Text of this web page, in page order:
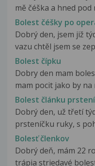
mě čéška a hned pod
Bolest čéšky po
Dobrý den, jsem již
vazu chtěl jsem se
Bolest čípku
Dobry den mam
mam pocit jako by na
Bolest článku
Dobrý den, už třetí
prsteníčku ruky, s
Bolesť členkov
Dobrý deň, mám 22
trápia striedavé